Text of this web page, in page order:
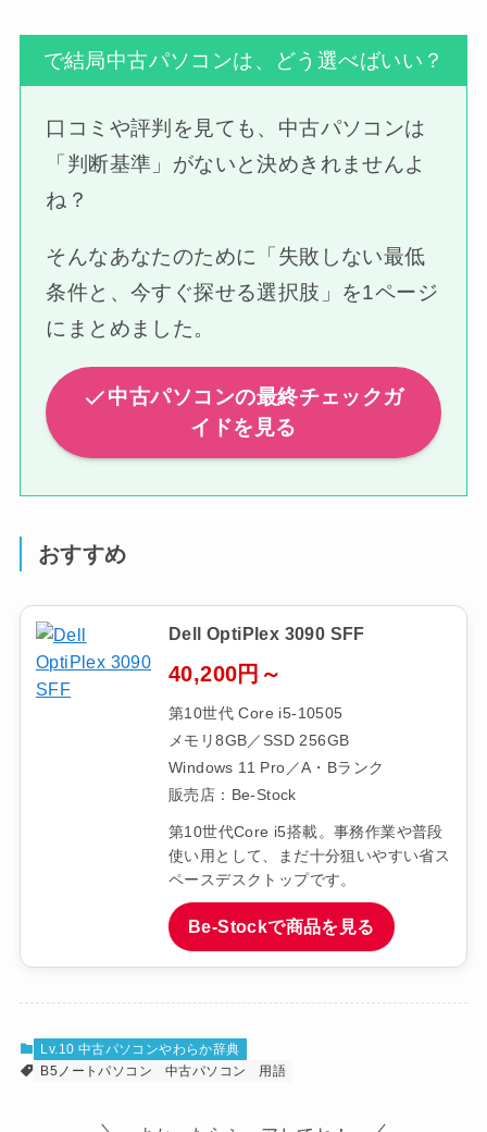
で結局中古パソコンは、どう選べばいい？
口コミや評判を見ても、中古パソコンは
「判断基準」がないと決めきれませんよ
ね？
そんなあなたのために「失敗しない最低
条件と、今すぐ探せる選択肢」を1ページ
にまとめました。
中古パソコンの最終チェックガ
イドを見る
おすすめ
Dell OptiPlex 3090 SFF
40,200円～
第10世代 Core i5-10505
メモリ8GB／SSD 256GB
Windows 11 Pro／A・Bランク
販売店：Be-Stock
第10世代Core i5搭載。事務作業や普段
使い用として、まだ十分狙いやすい省ス
ペースデスクトップです。
Be-Stockで商品を見る
Lv.10 中古パソコンやわらか辞典
B5ノートパソコン
中古パソコン 用語